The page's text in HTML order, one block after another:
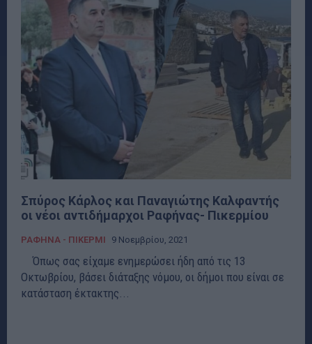
Σπύρος Κάρλος και Παναγιώτης Καλφαντής
οι νέοι αντιδήμαρχοι Ραφήνας- Πικερμίου
ΡΑΦΗΝΑ - ΠΙΚΕΡΜΙ 9 Νοεμβρίου, 2021
Οκτωβρίου, βάσει διάταξης νόμου, οι δήμοι που είναι σε
κατάσταση έκτακτης...